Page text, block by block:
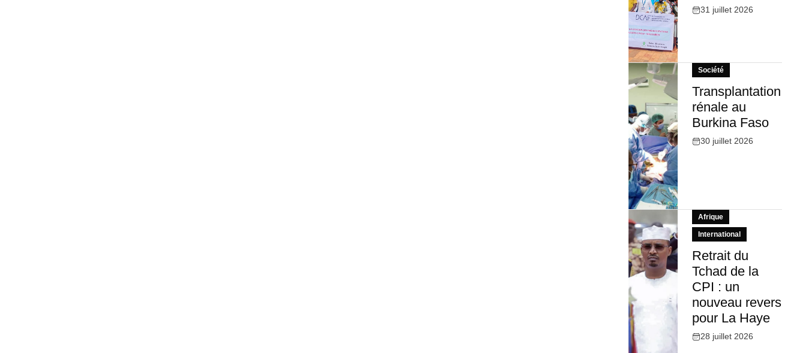
31 juillet 2026
Société
Transplantation
rénale au
Burkina Faso
30 juillet 2026
Afrique
International
Retrait du
Tchad de la
CPI : un
nouveau revers
pour La Haye
28 juillet 2026